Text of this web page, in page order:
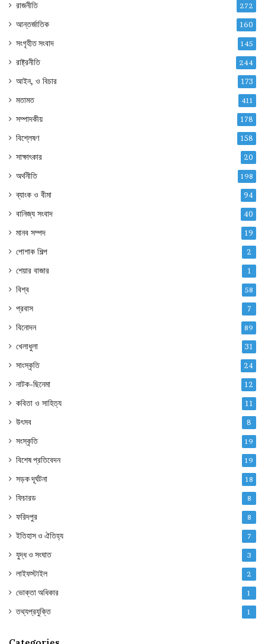
রাজনীতি 272
আন্তর্জাতিক 160
সংগৃহীত সংবাদ 145
রাষ্ট্রনীতি 244
আইন, ও বিচার 173
মতামত 411
সম্পাদকীয় 178
বিশ্লেষণ 158
সাক্ষাৎকার 20
অর্থনীতি 198
ব্যাংক ও বীমা 94
বানিজ্য সংবাদ 40
মানব সম্পদ 19
পোশাক শিল্প 2
শেয়ার বাজার 1
বিশ্ব 58
প্রবাস 7
বিনোদন 89
খেলাধুলা 31
সাংস্কৃতি 24
নাটক-ছিনেমা 12
কবিতা ও সাহিত্য 11
উৎসব 8
সংস্কৃতি 19
বিশেষ প্রতিবেদন 19
সড়ক দূর্ঘটনা 18
ফিচারড 8
ফরিদপুর 8
ইতিহাস ও ঐতিহ্য 7
যুদ্ধ ও সংঘাত 3
লাইফস্টাইল 2
ভোক্তা অধিকার 1
তথ্যপ্রযুক্তি 1